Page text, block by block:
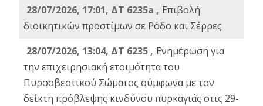
28/07/2026, 17:01, ΔΤ 6235a , Eπιβολή
διοικητικών προστίμων σε Ρόδο και Σέρρες
28/07/2026, 13:04, ΔΤ 6235 , Ενημέρωση για
την επιχειρησιακή ετοιμότητα του
Πυροσβεστικού Σώματος σύμφωνα με τον
δείκτη πρόβλεψης κινδύνου πυρκαγιάς στις 29-